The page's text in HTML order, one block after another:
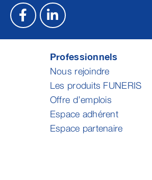
Professionnels
Nous rejoindre
Les produits FUNERIS
Offre d’emplois
Espace adhérent
Espace partenaire